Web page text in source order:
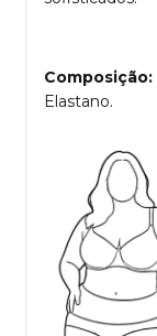
Composição:
Elastano.